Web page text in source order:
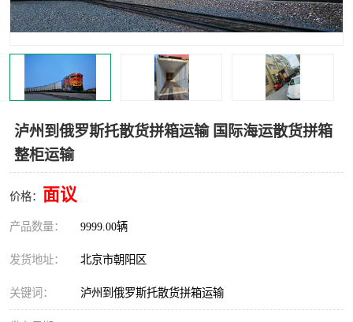
泸州到俄罗斯托散货拼箱运输 国际海运散货拼箱
整柜运输
价格： 面议
产品数量： 9999.00辆
发货地址： 北京市朝阳区
关键词： 泸州到俄罗斯托散货拼箱运输